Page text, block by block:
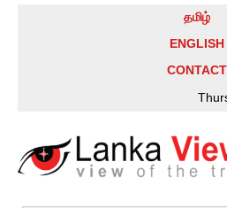
தமிழ்
ENGLISH
CONTACT